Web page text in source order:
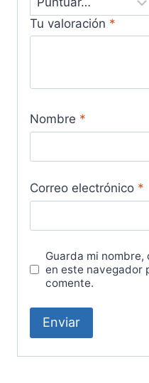
Tu valoración *
Nombre *
Correo electrónico *
Guarda mi
en este navegador
comente.